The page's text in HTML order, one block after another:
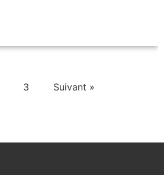
3 Suivant »